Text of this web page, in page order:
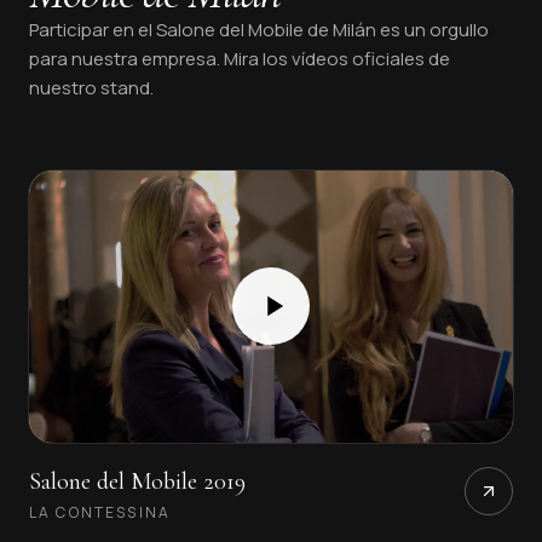
Participar en el Salone del Mobile de Milán es un orgullo
para nuestra empresa. Mira los vídeos oficiales de
nuestro stand.
Salone del Mobile 2019
LA CONTESSINA